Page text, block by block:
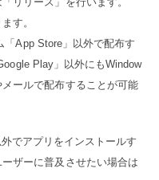
す。
「App Store」以外で配布す
Play」以外にもWindow
ールで配布することが可能
でアプリをインストールす
ザーに普及させたい場合は